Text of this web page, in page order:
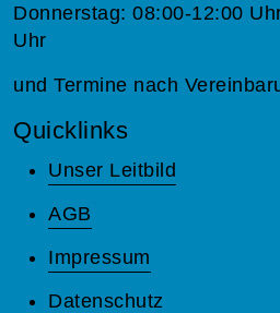
Donnerstag: 08:00-12:00
Uhr
und Termine nach
Quicklinks
Unser Leitbild
AGB
Impressum
Datenschutz